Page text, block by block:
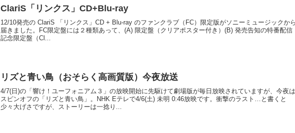
ClariS「リンクス」CD+Blu-ray
12/10発売の ClariS 「リンクス」CD + Blu-ray のファンクラブ（FC）限定版がソニーミュージックから
届きました。FC限定盤には２種類あって、(A) 限定盤（クリアポスター付き）(B) 発売告知の特番配信
記念限定盤（Cl...
リズと青い鳥（おそらく高画質版）今夜放送
4/7(日)の「響け！ユーフォニアム３」の放映開始に先駆けて劇場版が毎日放映されていますが、今夜は
スピンオフの「リズと青い鳥」。NHK Eテレで4/6(土) 未明 0:46放映です。衝撃のラスト…と書くと
少々大げさですが、ストーリーは一捻り...